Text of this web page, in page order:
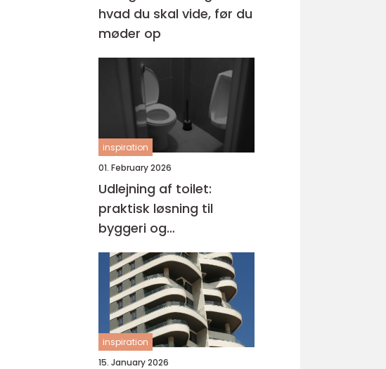
hvad du skal vide, før du
møder op
inspiration
01. February 2026
Udlejning af toilet:
praktisk løsning til
byggeri og
arrangementer
inspiration
15. January 2026